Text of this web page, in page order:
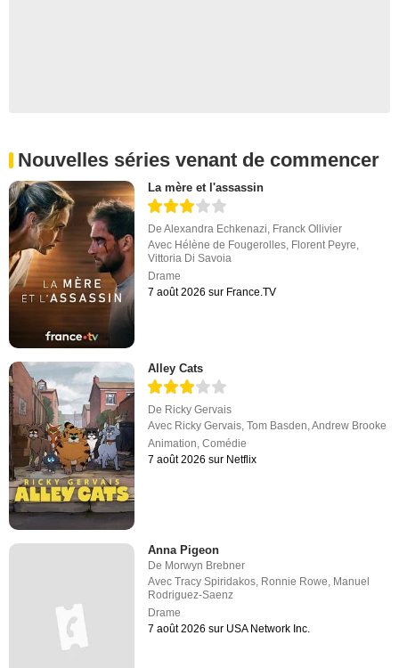
Nouvelles séries venant de commencer
La mère et l'assassin
DeAlexandra Echkenazi, Franck Ollivier
Avec Hélène de Fougerolles, Florent Peyre,
Vittoria Di Savoia
Drame
7 août 2026 sur France.TV
Alley Cats
De Ricky Gervais
Avec Ricky Gervais,Tom Basden,Andrew Brooke
Animation,Comédie
7 août 2026 sur Netflix
Anna Pigeon
De Morwyn Brebner
AvecTracy Spiridakos Ronnie Rowe Manuel
Rodriguez-Saenz
Drame
7 août 2026 sur USA Network Inc.